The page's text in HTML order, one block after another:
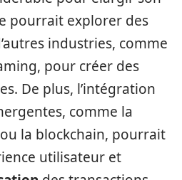
pourrait explorer des
industries, comme
pour créer des
De plus, l’intégration
comme la
la blockchain, pourrait
utilisateur et